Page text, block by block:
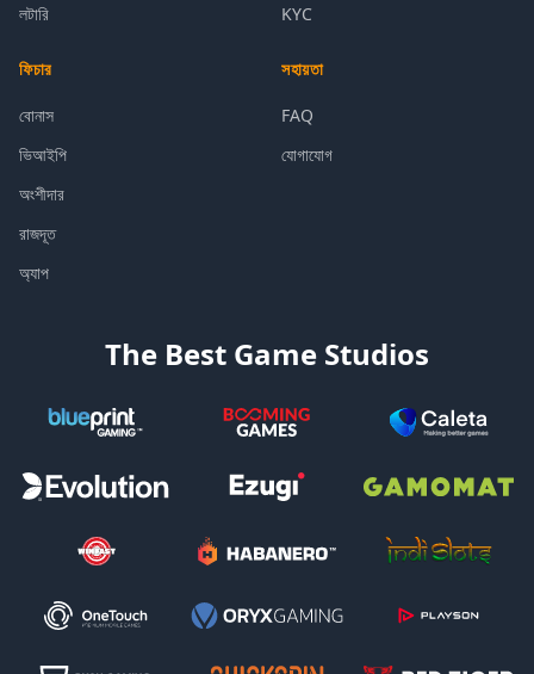
লটারি
KYC
ফিচার
বোনাস
ভিআইপি
অংশীদার
রাজদূত
অ্যাপ
সহায়তা
FAQ
যোগাযোগ
The Best Game Studios